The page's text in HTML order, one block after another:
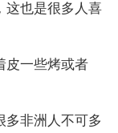
这也是很多人喜
皮一些烤或者
多非洲人不可多